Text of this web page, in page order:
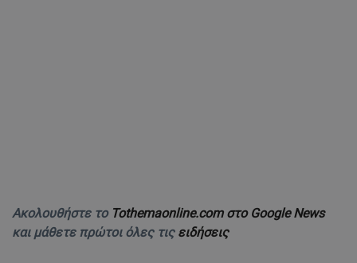
Ακολουθήστε το Tothemaonline.com στο Google News
και μάθετε πρώτοι όλες τις ειδήσεις